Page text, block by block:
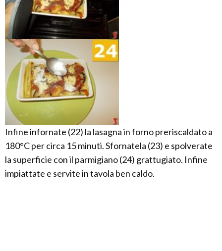
Infine infornate (22) la lasagna in forno preriscaldato a
180°C per circa 15 minuti. Sfornatela (23) e spolverate
la superficie con il parmigiano (24) grattugiato. Infine
impiattate e servite in tavola ben caldo.